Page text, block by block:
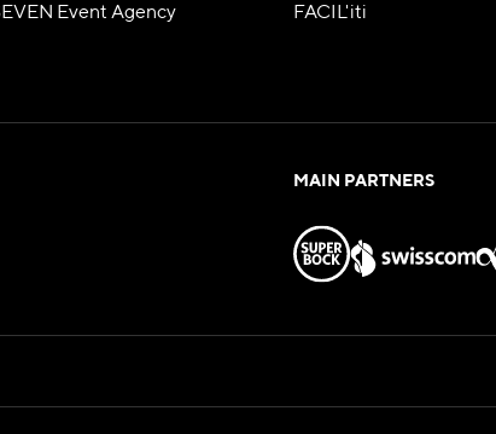
Event Agency
FACIL'iti
MAIN PARTNERS